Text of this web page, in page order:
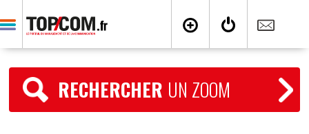
RECHERCHER UN ZOOM